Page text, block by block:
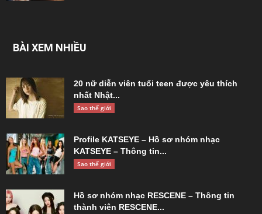
BÀI XEM NHIỀU
20 nữ diễn viên tuổi teen được yêu thích
nhất Nhật...
Sao thế giới
Profile KATSEYE – Hồ sơ nhóm nhạc
KATSEYE – Thông tin...
Sao thế giới
Hồ sơ nhóm nhạc RESCENE – Thông tin
thành viên RESCENE...